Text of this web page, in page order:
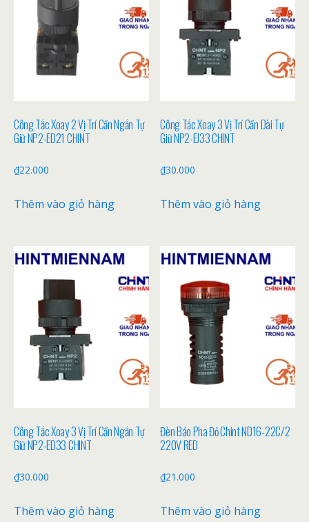
Công Tắc Xoay 2 Vị Trí Cần Ngắn Tự
Giữ NP2-ED21 CHINT
₫22.000
Thêm vào giỏ hàng
Công Tắc Xoay 3 Vị Trí Cần Dài Tự
Giữ NP2-EJ33 CHINT
₫30.000
Thêm vào giỏ hàng
Công Tắc Xoay 3 Vị Trí Cần Ngắn Tự
Giữ NP2-ED33 CHINT
₫30.000
Thêm vào giỏ hàng
Đèn Báo Pha Đỏ Chint ND16-22C/2
220V RED
₫21.000
Thêm vào giỏ hàng